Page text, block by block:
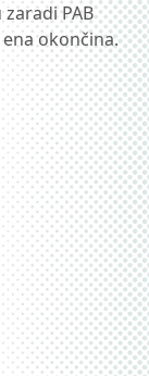
PAB
okončina.